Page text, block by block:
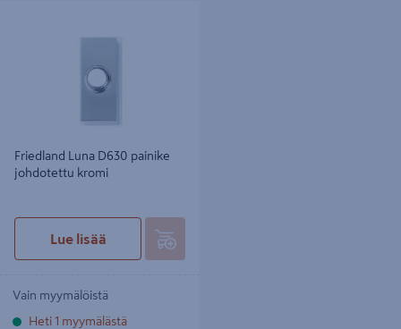
Friedland Luna D630 painike
johdotettu kromi
Lue lisää
Vain myymälöistä
Heti 1 myymälästä